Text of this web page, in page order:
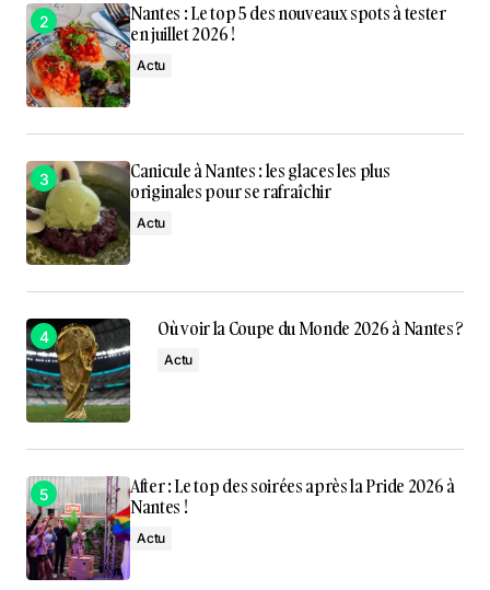
Nantes : Le top 5 des nouveaux spots à tester
en juillet 2026 !
Actu
Canicule à Nantes : les glaces les plus
originales pour se rafraîchir
Actu
Où voir la Coupe du Monde 2026 à Nantes ?
Actu
After : Le top des soirées après la Pride 2026 à
Nantes !
Actu